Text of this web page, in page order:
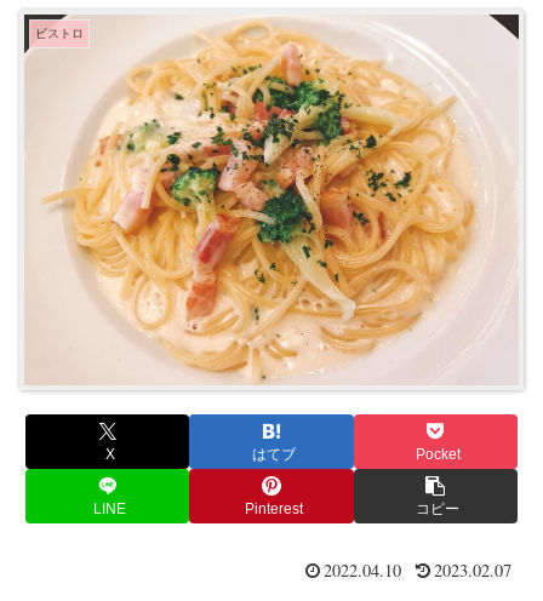
ビストロ
X はてブ Pocket
LINE Pinterest コピー
2022.04.10 2023.02.07